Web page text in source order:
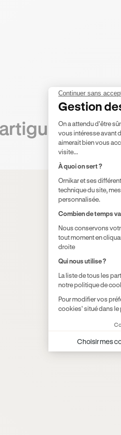
et
Continuer sans
Gestion
Plateforme
On a attendu d'être
vous intéresse avant
aimerait bien vous
visite...
À quoi on sert ?
Ornikar et ses
technique du site,
personnalisée.
Combien de temps
Nous conservons
tout moment en
droite
Qui nous utilise ?
La liste de tous les
notre politique de
Pour modifier vos
cookies' situé dans le
Choisir mes